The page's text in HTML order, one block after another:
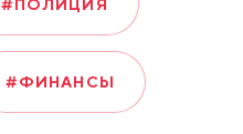
#ПОЛИЦИЯ
#ФИНАНСЫ